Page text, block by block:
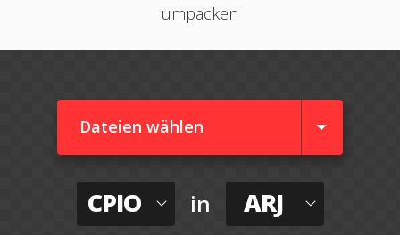
umpacken
Dateien wählen
CPIO in ARJ